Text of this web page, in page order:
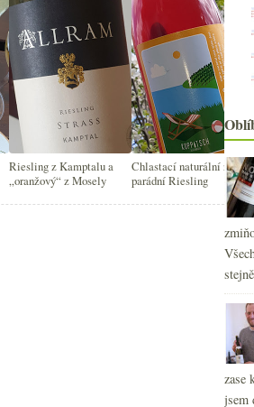
Riesling z Kamptalu a
„oranžový“ z Mosely
Chlastací naturální rosé a
parádní Riesling
►
►
zase
jsem